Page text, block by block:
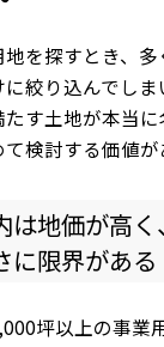
を探すとき、多
絞り込んでしま
す土地が本当
検討する価値が
は地価が高
に限界がある
坪以上の事業